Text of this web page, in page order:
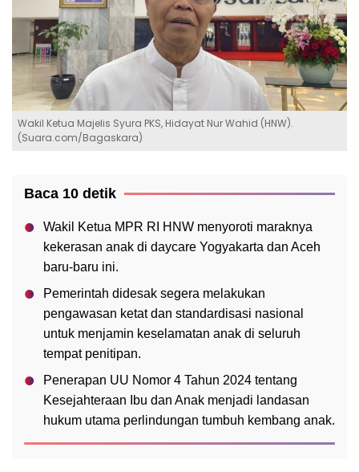
Wakil Ketua Majelis Syura PKS, Hidayat Nur Wahid (HNW).
(Suara.com/Bagaskara)
Baca 10 detik
Wakil Ketua MPR RI HNW menyoroti maraknya
kekerasan anak di daycare Yogyakarta dan Aceh
baru-baru ini.
Pemerintah didesak segera melakukan
pengawasan ketat dan standardisasi nasional
untuk menjamin keselamatan anak di seluruh
tempat penitipan.
Penerapan UU Nomor 4 Tahun 2024 tentang
Kesejahteraan Ibu dan Anak menjadi landasan
hukum utama perlindungan tumbuh kembang anak.